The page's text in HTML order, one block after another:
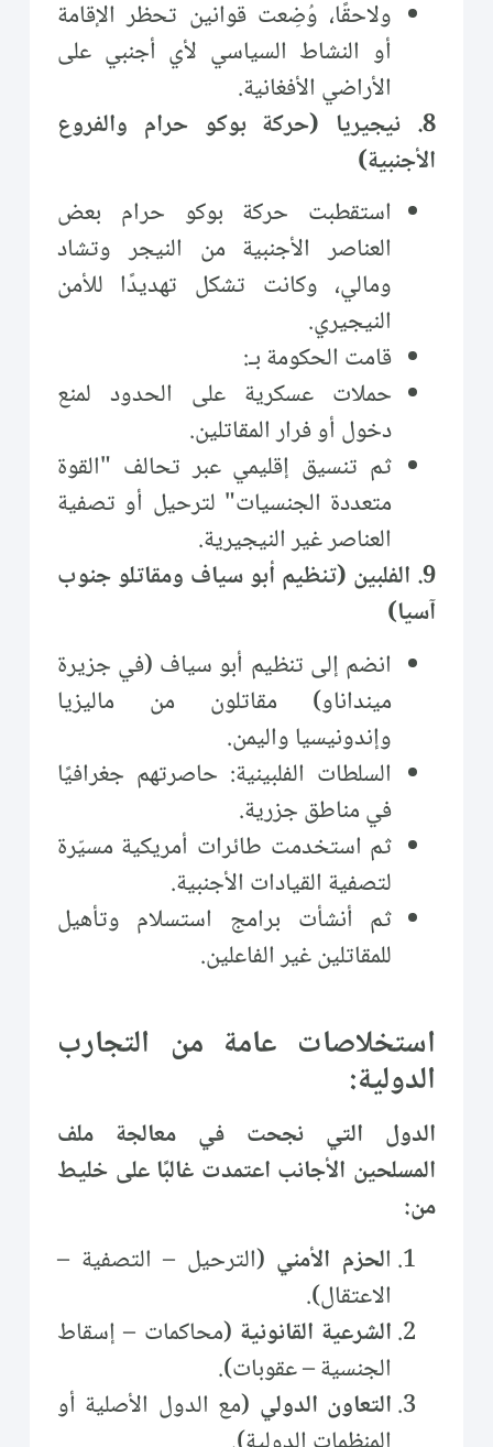
ولاحقًا، وُضِعت قوانين تحظر الإقامة
أو النشاط السياسي لأي أجنبي على
الأراضي الأفغانية.
8. نيجيريا (حركة بوكو حرام والفروع
الأجنبية)
استقطبت حركة بوكو حرام بعض
العناصر الأجنبية من النيجر وتشاد
ومالي، وكانت تشكل تهديدًا للأمن
النيجيري.
قامت الحكومة بـ:
حملات عسكرية على الحدود لمنع
دخول أو فرار المقاتلين.
ثم تنسيق إقليمي عبر تحالف "القوة
متعددة الجنسيات" لترحيل أو تصفية
العناصر غير النيجيرية.
9. الفلبين (تنظيم أبو سياف ومقاتلو جنوب
آسيا)
انضم إلى تنظيم أبو سياف (في جزيرة
مينداناو) مقاتلون من ماليزيا
وإندونيسيا واليمن.
السلطات الفلبينية: حاصرتهم جغرافيًا
في مناطق جزرية.
ثم استخدمت طائرات أمريكية مسيّرة
لتصفية القيادات الأجنبية.
ثم أنشأت برامج استسلام وتأهيل
للمقاتلين غير الفاعلين.
استخلاصات عامة من التجارب
الدولية:
الدول التي نجحت في معالجة ملف
المسلحين الأجانب اعتمدت غالبًا على خليط
من:
الحزم الأمني (الترحيل – التصفية –
الاعتقال).
الشرعية القانونية (محاكمات – إسقاط
الجنسية – عقوبات).
التعاون الدولي (مع الدول الأصلية أو